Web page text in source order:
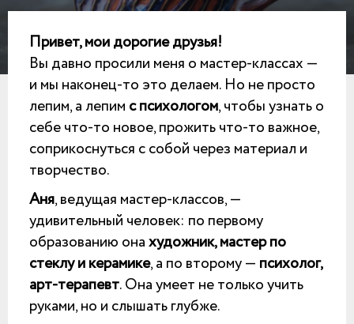
Привет, мои дорогие друзья!
Вы давно просили меня о мастер-классах —
и мы наконец-то это делаем. Но не просто
лепим, а лепим с психологом, чтобы узнать о
себе что-то новое, прожить что-то важное,
соприкоснуться с собой через материал и
творчество.
Аня, ведущая мастер-классов, —
удивительный человек: по первому
образованию онахудожник, мастер по
стеклу и керамике, а по второму — психолог,
арт-терапевт. Она умеет не только учить
руками, но и слышать глубже.